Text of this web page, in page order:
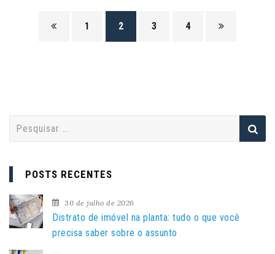
1 2 3 4
q
u
i
s
a
POSTS RECENTES
30 de julho de 2026
Distrato de imóvel na planta: tudo o que você
precisa saber sobre o assunto